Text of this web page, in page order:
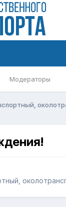
Модераторы